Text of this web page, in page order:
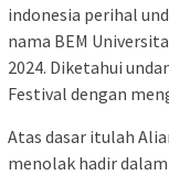
indonesia perihal
nama BEM
2024. Diketahui
Festival dengan
Atas dasar itulah
menolak hadir